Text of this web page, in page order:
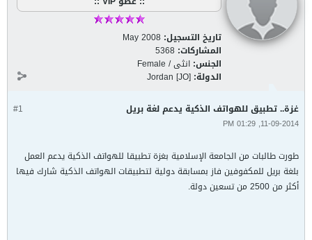
تاريخ التسجيل: May 2008
المشاركات: 5368
الجنس: انثى / Female
الدولة: Jordan [JO]
#1 غزة.. تطبيق للهواتف الذكية يدعم لغة بريل
11-09-2014, 01:29 PM
طورت طالبات من الجامعة الإسلامية بغزة تطبيقا للهواتف الذكية يدعم العمل
بلغة بريل للمكفوفين فاز بمسابقة دولية لتطبيقات الهواتف الذكية شارك فيها
أكثر من 2500 من تسعين دولة.